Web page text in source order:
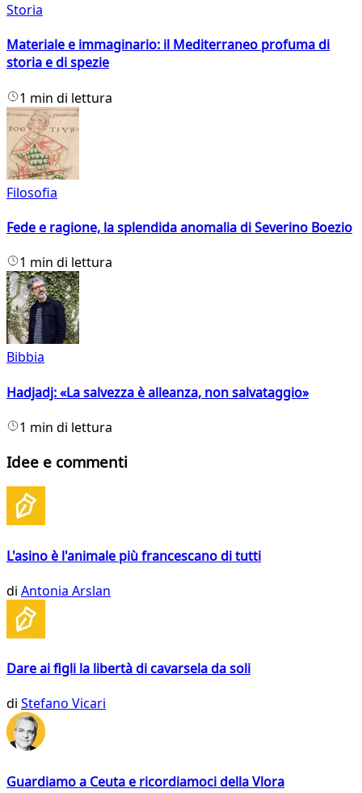
Storia
Materiale e immaginario: il Mediterraneo profuma di
storia e di spezie
1 min di lettura
Filosofia
Fede e ragione, la splendida anomalia di Severino Boezio
1 min di lettura
Bibbia
Hadjadj: «La salvezza è alleanza, non salvataggio»
1 min di lettura
Idee e commenti
L'asino è l'animale più francescano di tutti
di Antonia Arslan
Dare ai figli la libertà di cavarsela da soli
di Stefano Vicari
Guardiamo a Ceuta e ricordiamoci della Vlora